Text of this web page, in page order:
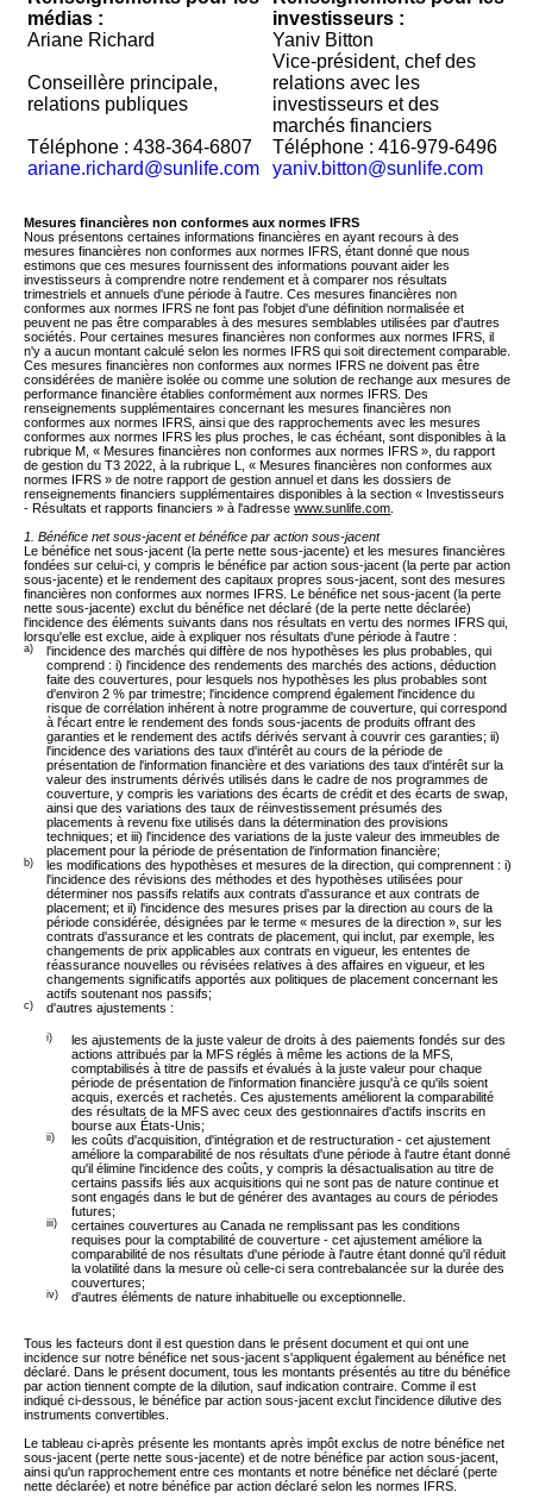
médias :
investisseurs :
Ariane Richard
Yaniv Bitton
Conseillère principale,
relations publiques
Vice-président, chef des
relations avec les
investisseurs et des
marchés financiers
Téléphone : 438-364-6807
Téléphone : 416-979-6496
ariane.richard@sunlife.com
yaniv.bitton@sunlife.com
Mesures financières non conformes aux normes IFRS
Nous présentons certaines informations financières en ayant recours à des
mesures financières non conformes aux normes IFRS, étant donné que nous
estimons que ces mesures fournissent des informations pouvant aider les
investisseurs à comprendre notre rendement et à comparer nos résultats
trimestriels et annuels d'une période à l'autre. Ces mesures financières non
conformes aux normes IFRS ne font pas l'objet d'une définition normalisée et
peuvent ne pas être comparables à des mesures semblables utilisées par d'autres
sociétés. Pour certaines mesures financières non conformes aux normes IFRS, il
n'y a aucun montant calculé selon les normes IFRS qui soit directement comparable.
Ces mesures financières non conformes aux normes IFRS ne doivent pas être
considérées de manière isolée ou comme une solution de rechange aux mesures de
performance financière établies conformément aux normes IFRS. Des
renseignements supplémentaires concernant les mesures financières non
conformes aux normes IFRS, ainsi que des rapprochements avec les mesures
conformes aux normes IFRS les plus proches, le cas échéant, sont disponibles à la
rubrique M, « Mesures financières non conformes aux normes IFRS », du rapport
de gestion du T3 2022, à la rubrique L, « Mesures financières non conformes aux
normes IFRS » de notre rapport de gestion annuel et dans les dossiers de
renseignements financiers supplémentaires disponibles à la section « Investisseurs
- Résultats et rapports financiers » à l'adressewww.sunlife.com
1. Bénéfice net sous-jacent et bénéfice par action sous-jacent
Le bénéfice net sous-jacent (la perte nette sous-jacente) et les mesures financières
fondées sur celui-ci, y compris le bénéfice par action sous-jacent (la perte par action
sous-jacente) et le rendement des capitaux propres sous-jacent, sont des mesures
financières non conformes aux normes IFRS. Le bénéfice net sous-jacent (la perte
nette sous-jacente) exclut du bénéfice net déclaré (de la perte nette déclarée)
l'incidence des éléments suivants dans nos résultats en vertu des normes IFRS qui,
lorsqu'elle est exclue, aide à expliquer nos résultats d'une période à l'autre :
a)
l'incidence des marchés qui diffère de nos hypothèses les plus probables, qui
comprend : i) l'incidence des rendements des marchés des actions, déduction
faite des couvertures, pour lesquels nos hypothèses les plus probables sont
d'environ 2 % par trimestre; l'incidence comprend également l'incidence du
risque de corrélation inhérent à notre programme de couverture, qui correspond
à l'écart entre le rendement des fonds sous-jacents de produits offrant des
garanties et le rendement des actifs dérivés servant à couvrir ces garanties; ii)
l'incidence des variations des taux d'intérêt au cours de la période de
présentation de l'information financière et des variations des taux d'intérêt sur la
valeur des instruments dérivés utilisés dans le cadre de nos programmes de
couverture, y compris les variations des écarts de crédit et des écarts de swap,
ainsi que des variations des taux de réinvestissement présumés des
placements à revenu fixe utilisés dans la détermination des provisions
techniques; et iii) l'incidence des variations de la juste valeur des immeubles de
placement pour la période de présentation de l'information financière;
b)
les modifications des hypothèses et mesures de la direction, qui comprennent : i)
l'incidence des révisions des méthodes et des hypothèses utilisées pour
déterminer nos passifs relatifs aux contrats d'assurance et aux contrats de
placement; et ii) l'incidence des mesures prises par la direction au cours de la
période considérée, désignées par le terme « mesures de la direction », sur les
contrats d'assurance et les contrats de placement, qui inclut, par exemple, les
changements de prix applicables aux contrats en vigueur, les ententes de
réassurance nouvelles ou révisées relatives à des affaires en vigueur, et les
changements significatifs apportés aux politiques de placement concernant les
actifs soutenant nos passifs;
c) d'autres ajustements :
i)
les ajustements de la juste valeur de droits à des paiements fondés sur des
actions attribués par la MFS réglés à même les actions de la MFS,
comptabilisés à titre de passifs et évalués à la juste valeur pour chaque
période de présentation de l'information financière jusqu'à ce qu'ils soient
acquis, exercés et rachetés. Ces ajustements améliorent la comparabilité
des résultats de la MFS avec ceux des gestionnaires d'actifs inscrits en
bourse aux États-Unis;
ii)
les coûts d'acquisition, d'intégration et de restructuration - cet ajustement
améliore la comparabilité de nos résultats d'une période à l'autre étant donné
qu'il élimine l'incidence des coûts, y compris la désactualisation au titre de
certains passifs liés aux acquisitions qui ne sont pas de nature continue et
sont engagés dans le but de générer des avantages au cours de périodes
futures;
iii)
certaines couvertures au Canada ne remplissant pas les conditions
requises pour la comptabilité de couverture - cet ajustement améliore la
comparabilité de nos résultats d'une période à l'autre étant donné qu'il réduit
la volatilité dans la mesure où celle-ci sera contrebalancée sur la durée des
couvertures;
iv) d'autres éléments de nature inhabituelle ou exceptionnelle.
Tous les facteurs dont il est question dans le présent document et qui ont une
incidence sur notre bénéfice net sous-jacent s'appliquent également au bénéfice net
déclaré. Dans le présent document, tous les montants présentés au titre du bénéfice
par action tiennent compte de la dilution, sauf indication contraire. Comme il est
indiqué ci-dessous, le bénéfice par action sous-jacent exclut l'incidence dilutive des
instruments convertibles.
Le tableau ci-après présente les montants après impôt exclus de notre bénéfice net
sous-jacent (perte nette sous-jacente) et de notre bénéfice par action sous-jacent,
ainsi qu'un rapprochement entre ces montants et notre bénéfice net déclaré (perte
nette déclarée) et notre bénéfice par action déclaré selon les normes IFRS.